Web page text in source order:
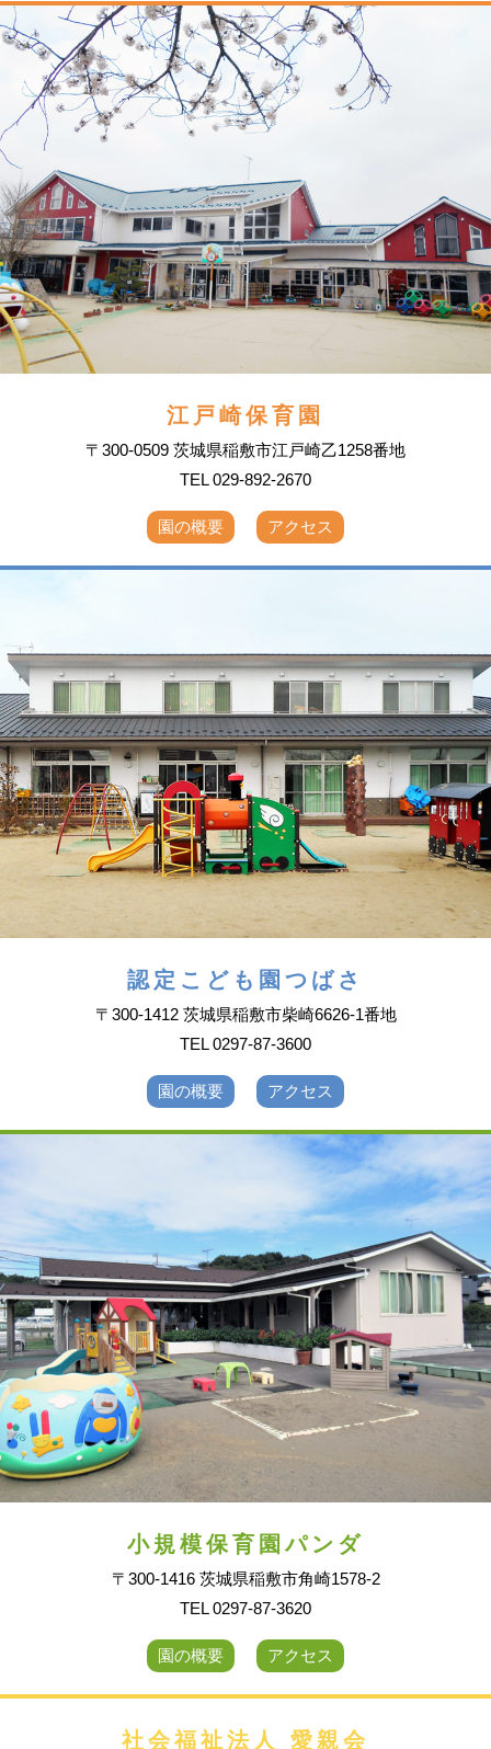
江戸崎保育園
〒300-0509 茨城県稲敷市江戸崎乙1258番地
TEL 029-892-2670
園の概要 アクセス
認定こども園つばさ
〒300-1412 茨城県稲敷市柴崎6626-1番地
TEL 0297-87-3600
園の概要 アクセス
小規模保育園パンダ
〒300-1416 茨城県稲敷市角崎1578-2
TEL 0297-87-3620
園の概要 アクセス
社会福祉法人 愛親会